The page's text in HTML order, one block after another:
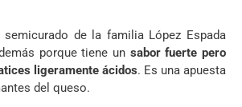
de la familia López Espada
porque tiene un sabor fuerte pero
ligeramente ácidos. Es una apuesta
del queso.